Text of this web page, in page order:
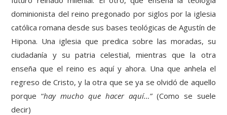
dominionista del reino pregonado por siglos por la iglesia
católica romana desde sus bases teológicas de Agustín de
Hipona. Una iglesia que predica sobre las moradas, su
ciudadanía y su patria celestial, mientras que la otra
enseña que el reino es aquí y ahora. Una que anhela el
regreso de Cristo, y la otra que se ya se olvidó de aquello
porque “hay mucho que hacer aquí…”(Como se suele
decir)